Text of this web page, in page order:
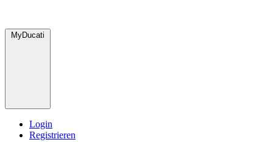
MyDucati
Login
Registrieren